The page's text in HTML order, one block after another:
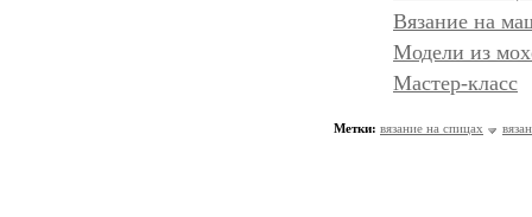
Вязание на
Модели из
Мастер-класс
Метки: вязание на спицах